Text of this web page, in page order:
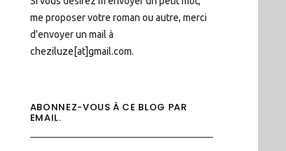
me proposer votre roman ou autre, merci
d'envoyer un mail à
cheziluze[at]gmail.com.
ABONNEZ-VOUS À CE BLOG PAR
EMAIL.